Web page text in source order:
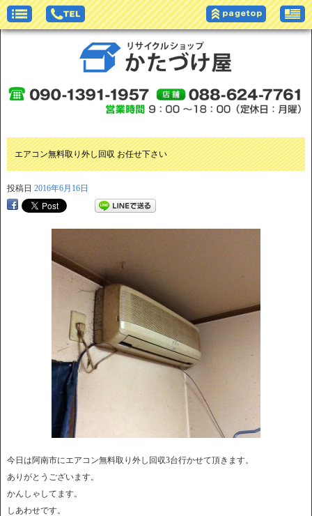
エアコン無料取り外し回収 お任せ下さい
投稿日 2016年6月16日
今日は阿南市にエアコン無料取り外し回収3台行かせて頂きます。
ありがとうございます。
かんしゃしてます。
しあわせです。